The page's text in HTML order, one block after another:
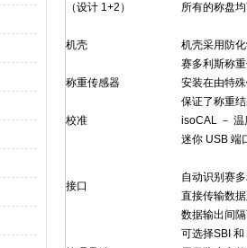
（设计 1+2）
所有的称盘
机壳 机壳采用防
称重传感器
赛多利斯称
安装在由特
保证了称重
校准
isoCAL －
接口
迷你 USB 端
自动识别赛
直接传输数
数据输出间
可选择SBI